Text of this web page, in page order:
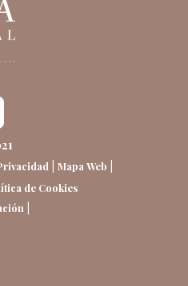
Mapa Web
de Cookies